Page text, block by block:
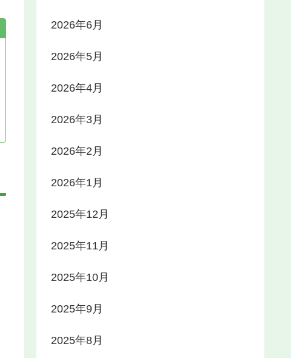
2026年6月
2026年5月
2026年4月
2026年3月
2026年2月
2026年1月
2025年12月
2025年11月
2025年10月
2025年9月
2025年8月